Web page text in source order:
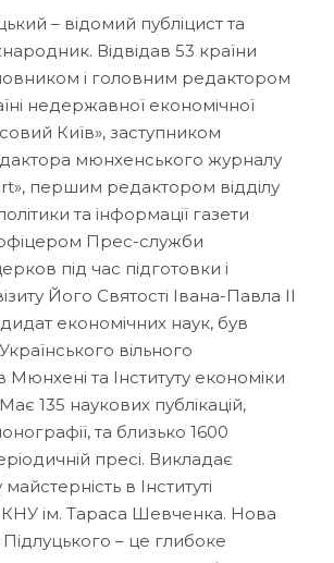
– відомий публіцист та
Відвідав 53 країни
і головним редактором
недержавної економічної
Київ», заступником
мюнхенського журналу
першим редактором відділу
та інформації газети
Прес-служби
під час підготовки і
Його Святості Івана-Павла ІІ
економічних наук, був
вільного
Мюнхені та Інституту економіки
135 наукових публікацій,
та близько 1600
пресі. Викладає
в Інституті
КНУ ім. Тараса Шевченка. Нова
– це глибоке